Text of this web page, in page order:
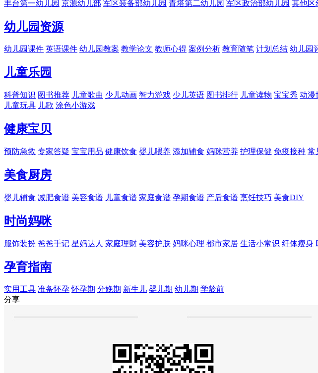
丰台第一幼儿园 京源幼儿部 军区装备部幼儿园 青塔第二幼儿园 军区政治部幼儿园 其他区
幼儿园资源
幼儿园课件 英语课件 幼儿园教案 教学论文 教师心得 案例分析 教育随笔 计划总结 幼儿园
儿童乐园
科普知识 图书推荐 儿童歌曲 少儿动画 智力游戏 少儿英语 图书排行 儿童读物 宝宝秀 动漫
儿童玩具 儿歌 涂色小游戏
健康宝贝
预防急救 专家答疑 宝宝用品 健康饮食 婴儿喂养 添加辅食 妈咪营养 护理保健 免疫接种 常
美食厨房
婴儿辅食 减肥食谱 美容食谱 儿童食谱 家庭食谱 孕期食谱 产后食谱 烹饪技巧 美食DIY
时尚妈咪
服饰装扮 爸爸手记 星妈达人 家庭理财 美容护肤 妈咪心理 都市家居 生活小常识 纤体瘦身
孕育指南
实用工具 准备怀孕 怀孕期 分娩期 新生儿 婴儿期 幼儿期 学龄前
分享